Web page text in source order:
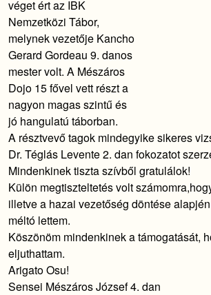
véget ért az IBK
Nemzetközi Tábor,
melynek vezetője Kancho
Gerard Gordeau 9. danos
mester volt. A Mészáros
Dojo 15 fővel vett részt a
nagyon magas szintű és
jó hangulatú táborban.
A résztvevő tagok mindegyike sikeres
Dr. Téglás Levente 2. dan fokozatot
Mindenkinek tiszta szívből gratulálok!
Külön megtiszteltetés volt
illetve a hazai vezetőség döntése
méltó lettem.
Köszönöm mindenkinek a támogatását,
eljuthattam.
Arigato Osu!
Sensei Mészáros József 4. dan